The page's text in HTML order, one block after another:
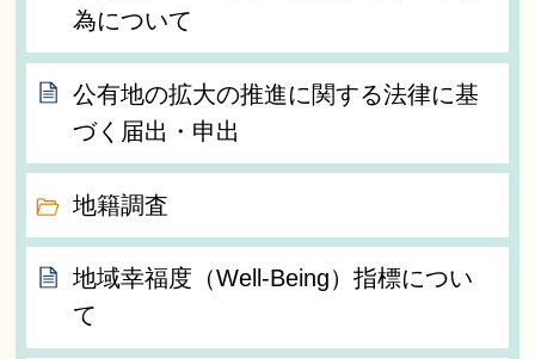
為について
公有地の拡大の推進に関する法律に基
づく届出・申出
地籍調査
地域幸福度（Well-Being）指標につい
て